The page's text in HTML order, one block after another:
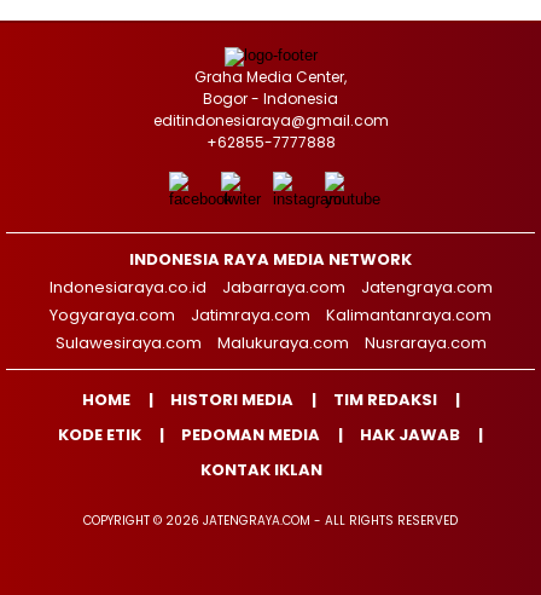
Graha Media Center,
Bogor - Indonesia
editindonesiaraya@gmail.com
+62855-7777888
INDONESIA RAYA MEDIA NETWORK
Indonesiaraya.co.id
Jabarraya.com
Jatengraya.com
Yogyaraya.com
Jatimraya.com
Kalimantanraya.com
Sulawesiraya.com
Malukuraya.com Nusraraya.com
HOME HISTORI MEDIA
TIM REDAKSI
KODE ETIK
PEDOMAN MEDIA
HAK JAWAB
KONTAK IKLAN
COPYRIGHT © 2026 JATENGRAYA.COM - ALL RIGHTS RESERVED